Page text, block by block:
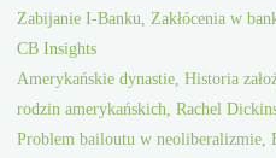
Zabijanie I-Banku, Zakłócenia w
CB Insights
Amerykańskie dynastie, Historia
rodzin amerykańskich, Rachel
Problem bailoutu w neoliberalizmie,